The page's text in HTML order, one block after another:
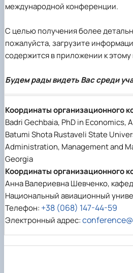
международной конференции.
С целью получения более
пожалуйста, загрузите
содержится в приложении к этому
Будем рады видеть Вас среди
Координаты организационного
Badri Gechbaia, PhD in Economics,
Batumi Shota Rustaveli State
Administration, Management and
Georgia
Координаты организационного
Анна Валериевна Шевченко,
Национальный авиационный
Телефон: +38 (068) 147-44-59
Электронный адрес: